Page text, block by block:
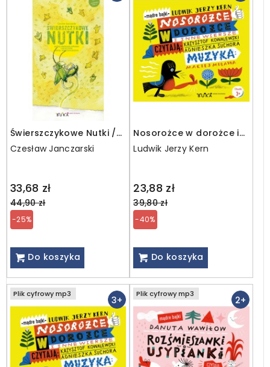
Świerszczykowe Nutki /
MP3
Czesław Janczarski
33,68 zł
Regular
price
44,90 zł
-25%
Do koszyka
Nosorożce w dorożce i
inne wiersze / CD
Ludwik Jerzy Kern
23,88 zł
Regular
price
39,80 zł
-40%
Do koszyka
3+
Plik cyfrowy mp3
2+
Plik cyfrowy mp3